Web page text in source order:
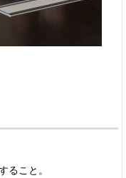
ること。